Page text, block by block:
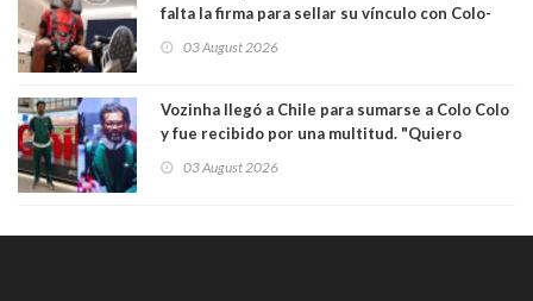
falta la firma para sellar su vínculo con Colo-
03 August 2026
Vozinha llegó a Chile para sumarse a Colo Colo
y fue recibido por una multitud. "Quiero
hinchas"
03 August 2026